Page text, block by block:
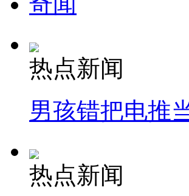
热点新闻
男孩错把电推
热点新闻